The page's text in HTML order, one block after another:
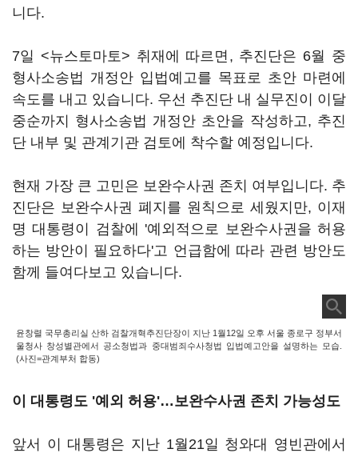
니다.
7일 <뉴스토마토> 취재에 따르면, 추진단은 6월 중
형사소송법 개정안 입법예고를 목표로 초안 마련에
속도를 내고 있습니다. 우선 추진단 내 실무진이 이달
중순까지 형사소송법 개정안 초안을 작성하고, 추진
단 내부 및 관계기관 검토에 착수할 예정입니다.
현재 가장 큰 고민은 보완수사권 존치 여부입니다. 추
진단은 보완수사권 폐지를 원칙으로 세웠지만, 이재
명 대통령이 검찰에 '예외적으로 보완수사권을 허용
하는 방안이 필요하다'고 언급함에 따라 관련 방안도
함께 들여다보고 있습니다.
윤창렬 국무총리실 산하 검찰개혁추진단장이 지난 1월12일 오후 서울 종로구 정부서
울청사 창성별관에서 공소청법과 중대범죄수사청법 입법예고안을 설명하는 모습.
(사진=관계부처 합동)
이 대통령도 '예외 허용'…보완수사권 존치 가능성도
앞서 이 대통령은 지난 1월21일 청와대 영빈관에서